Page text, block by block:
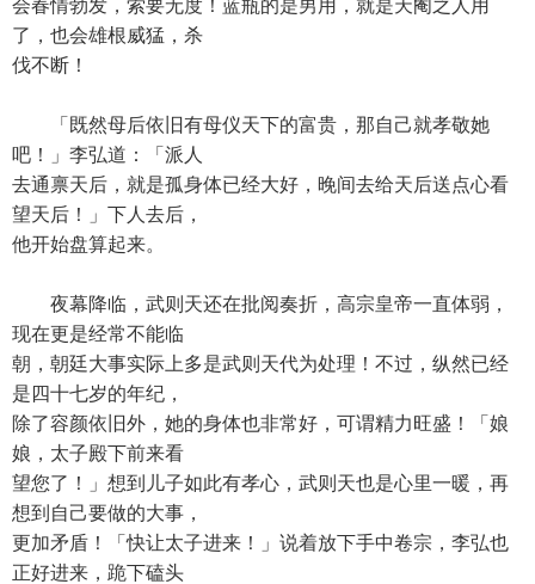
会春情勃发，索要无度！蓝瓶的是男用，就是天阉之人用
了，也会雄根威猛，杀
伐不断！
「既然母后依旧有母仪天下的富贵，那自己就孝敬她
吧！」李弘道：「派人
去通禀天后，就是孤身体已经大好，晚间去给天后送点心看
望天后！」下人去后，
他开始盘算起来。
夜幕降临，武则天还在批阅奏折，高宗皇帝一直体弱，
现在更是经常不能临
朝，朝廷大事实际上多是武则天代为处理！不过，纵然已经
是四十七岁的年纪，
除了容颜依旧外，她的身体也非常好，可谓精力旺盛！「娘
娘，太子殿下前来看
望您了！」想到儿子如此有孝心，武则天也是心里一暖，再
想到自己要做的大事，
更加矛盾！「快让太子进来！」说着放下手中卷宗，李弘也
正好进来，跪下磕头